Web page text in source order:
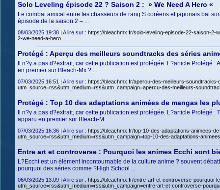
Solo Leveling épisode 22 ? Saison 2 : » We Need A Hero «
Le combat amical entre les chasseurs de rang S coréens et japonais bat
épisode de la saison 2 – ...
08/03/2025 19:38 | A lire sur : https://bleachmx.fr/solo-leveling-episode-22-saison-2-
2-we-need-a-hero
Protégé : Aperçu des meilleurs soundtracks des séries
Il n?y a pas d?extrait, car cette publication est protégée. L?article Protégé
en premier sur Bleach-Mx ? ...
07/03/2025 16:51 | A lire sur : https://bleachmx.fr/apercu-des-meilleurs-
utm_source=rss&utm_medium=rss&utm_campaign=apercu-des-meilleurs-
Protégé : Top 10 des adaptations animées de mangas les
Il n?y a pas d?extrait, car cette publication est protégée. L?article Protégé
apparu en premier sur Bleach-M ...
07/03/2025 16:36 | A lire sur : https://bleachmx.fr/top-10-des-adaptations-animees-
utm_source=rss&utm_medium=rss&utm_campaign=top-10-des-adaptations-
Entre art et controverse : Pourquoi les animes Ecchi sont
L?Ecchi est un élément incontournable de la culture anime ? souvent
pourquoi des séries comme ?High School ...
06/03/2025 13:09 | A lire sur : https://bleachmx.fr/entre-art-et-controverse-pourquoi-
utm_source=rss&utm_medium=rss&utm_campaign=entre-art-et-controverse-